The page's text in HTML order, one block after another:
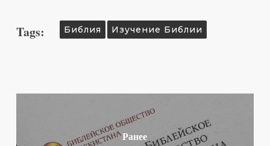
Tags: Библия Изучение Библии
Ранее